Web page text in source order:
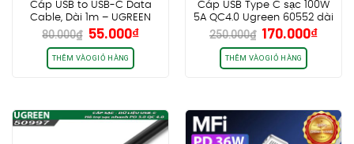
Cáp USB to USB-C Data
Cable, Dài 1m – UGREEN
60116
80.000₫ Giá
gốc
là:
80.000₫.
55.000₫Giá
THÊM VÀO GIỎ HÀNG
Cáp USB Type C sạc 100W
5A QC4.0 Ugreen 60552 dài
2m chính hãng cao cấp
250.000₫ Giá
gốc
là:
250.000₫.
170.000₫Giá
THÊM VÀO GIỎ HÀNG